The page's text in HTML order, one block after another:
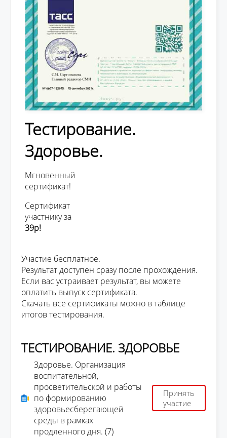
Тестирование.
Здоровье.
Мгновенный
сертификат!
Сертификат
участнику за
39р!
Участие бесплатное.
Результат доступен сразу после прохождения.
Если вас устраивает результат, вы можете
оплатить выпуск сертификата.
Скачать все сертификаты можно в таблице
итогов тестирования.
ТЕСТИРОВАНИЕ. ЗДОРОВЬЕ
Здоровье. Организация
воспитательной,
просветительской и работы
по формированию
здоровьесберегающей
среды в рамках
продленного дня. (7)
Принять
участие